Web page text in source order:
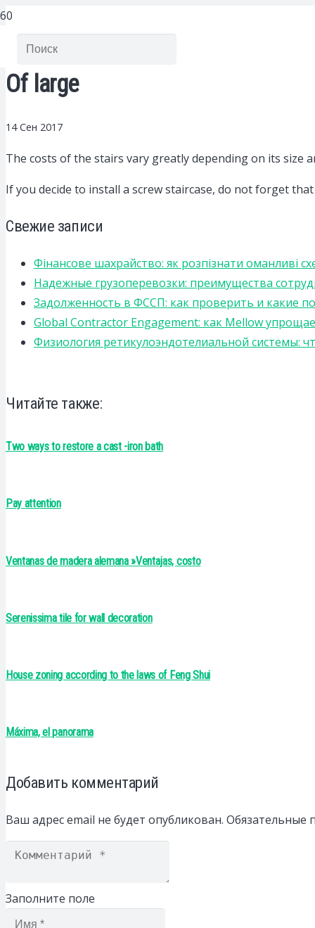
Of large
14 Сен 2017
The costs of the stairs vary greatly depending on its size
If you decide to install a screw staircase, do not forget
Свежие записи
Фінансове шахрайство: як розпізнати оманливі
Надежные грузоперевозки: преимущества
Задолженность в ФССП: как проверить и какие
Global Contractor Engagement: как Mellow
Физиология ретикулоэндотелиальной системы:
Читайте также:
Two ways to restore a cast -iron bath
Pay attention
Ventanas de madera alemana »Ventajas, costo
Serenissima tile for wall decoration
House zoning according to the laws of Feng Shui
Máxima, el panorama
Добавить комментарий
Ваш адрес email не будет опубликован. Обязательные
Заполните поле